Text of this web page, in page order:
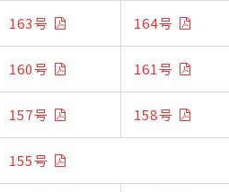
163号 164号
160号 161号
157号 158号
155号